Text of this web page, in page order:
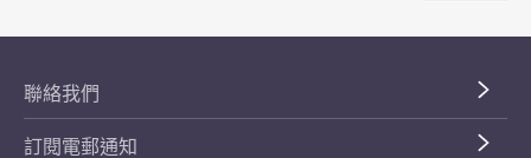
聯絡我們
訂閱電郵通知